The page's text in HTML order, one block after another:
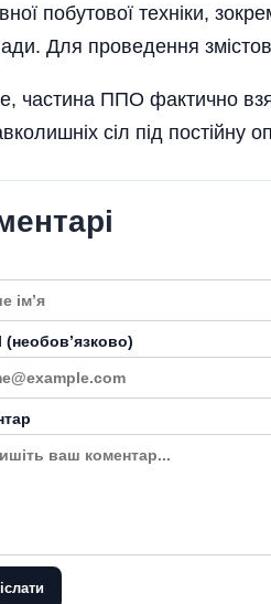
побутової техніки,
Для проведення
частина ППО фактично
сіл під постійну
(необовʼязково)